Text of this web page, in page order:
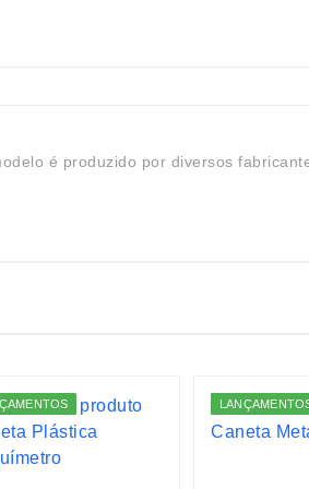
é produzido por diversos